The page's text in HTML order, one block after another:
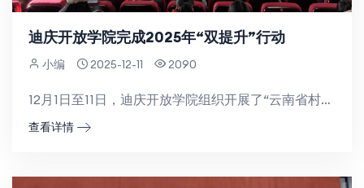
迪庆开放学院完成2025年“双提升”行动
小编 2025-12-11 2090
12月1日至11日，迪庆开放学院组织开展了“云南省村（社区）干部能力素质和学历水平行动计划”秋季学期...
查看详情